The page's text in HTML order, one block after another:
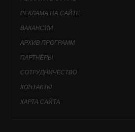
РЕКЛАМА НА САЙТЕ
ВАКАНСИИ
АРХИВ ПРОГРАММ
ПАРТНЁРЫ
СОТРУДНИЧЕСТВО
КОНТАКТЫ
КАРТА САЙТА